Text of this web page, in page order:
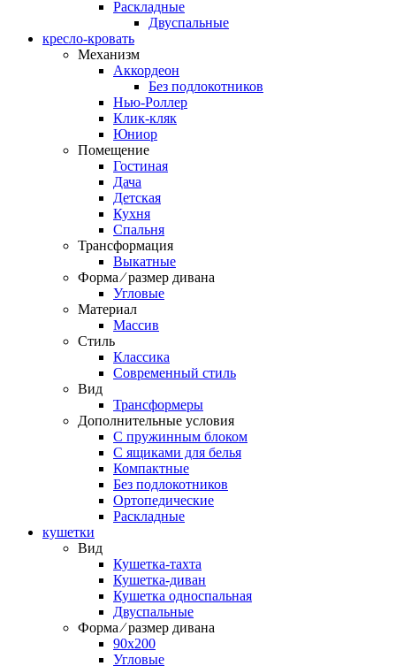
Раскладные
Двуспальные
кресло-кровать
Механизм
Аккордеон
Без подлокотников
Нью-Роллер
Клик-кляк
Юниор
Помещение
Гостиная
Дача
Детская
Кухня
Спальня
Трансформация
Выкатные
Форма ⁄ размер дивана
Угловые
Материал
Массив
Стиль
Классика
Современный стиль
Вид
Трансформеры
Дополнительные условия
С пружинным блоком
С ящиками для белья
Компактные
Без подлокотников
Ортопедические
Раскладные
кушетки
Вид
Кушетка-тахта
Кушетка-диван
Кушетка односпальная
Двуспальные
Форма ⁄ размер дивана
90х200
Угловые